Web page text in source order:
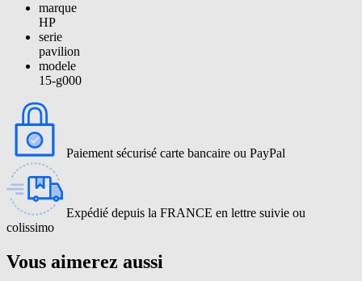
marque
HP
serie
pavilion
modele
15-g000
Paiement sécurisé carte bancaire ou PayPal
Expédié depuis la FRANCE en lettre suivie ou
colissimo
Vous aimerez aussi